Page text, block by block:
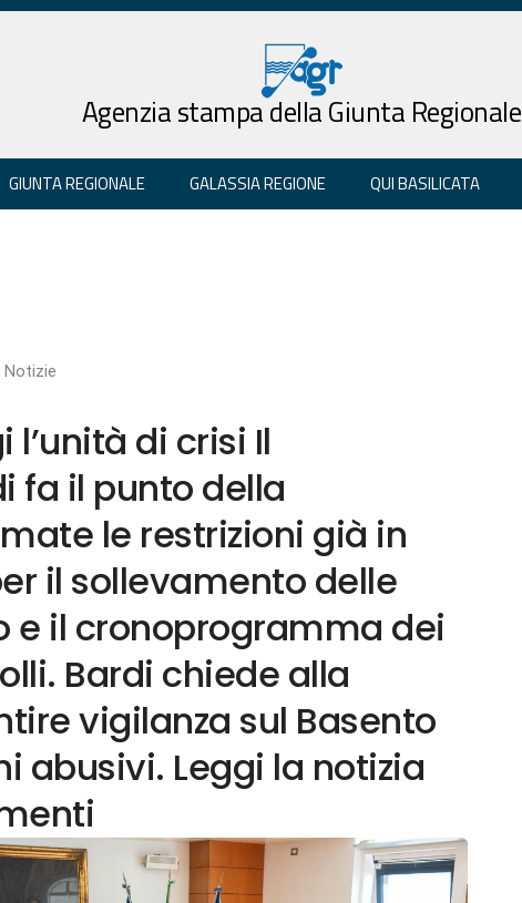
Agenzia stampa della Giunta Regionale
GIUNTA REGIONALE GALASSIA REGIONE QUI BASILICATA
Notizie
di crisi Il
fa il punto della
le restrizioni già in
il sollevamento delle
e il cronoprogramma dei
Bardi chiede alla
vigilanza sul Basento
abusivi. Leggi la notizia